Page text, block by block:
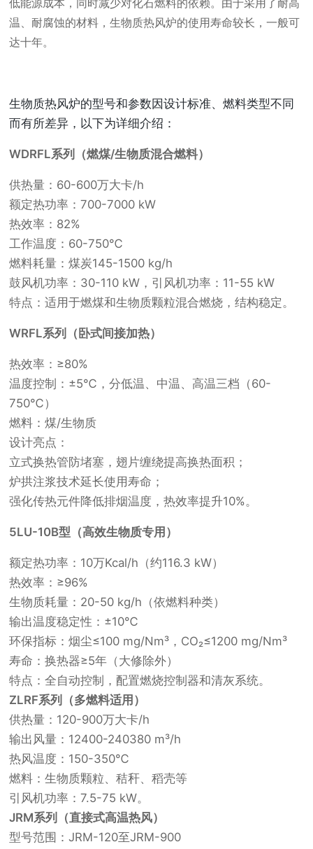
低能源成本，同时减少对化石燃料的依赖。 由于采用了耐高
温、耐腐蚀的材料，生物质热风炉的使用寿命较长，一般可
达十年。
生物质热风炉的型号和参数因设计标准、燃料类型不同
而有所差异，以下为详细介绍：
WDRFL系列（燃煤/生物质混合燃料）
供热量：60-600万大卡/h
额定热功率：700-7000 kW
热效率：82%
工作温度：60-750℃
燃料耗量：煤炭145-1500 kg/h
鼓风机功率：30-110 kW，引风机功率：11-55 kW
特点：适用于燃煤和生物质颗粒混合燃烧，结构稳定。
WRFL系列（卧式间接加热）
热效率：≥80%
温度控制：±5℃，分低温、中温、高温三档（60-
750℃）
燃料：煤/生物质
设计亮点：
立式换热管防堵塞，翅片缠绕提高换热面积；
炉拱注浆技术延长使用寿命；
强化传热元件降低排烟温度，热效率提升10%。
5LU-10B型（高效生物质专用）
额定热功率：10万Kcal/h（约116.3 kW）
热效率：≥96%
生物质耗量：20-50 kg/h（依燃料种类）
输出温度稳定性：±10℃
环保指标：烟尘≤100 mg/Nm³，CO₂≤1200 mg/Nm³
寿命：换热器≥5年（大修除外）
特点：全自动控制，配置燃烧控制器和清灰系统。
ZLRF系列（多燃料适用）
供热量：120-900万大卡/h
输出风量：12400-240380 m³/h
热风温度：150-350℃
燃料：生物质颗粒、秸秆、稻壳等
引风机功率：7.5-75 kW。
JRM系列（直接式高温热风）
型号范围：JRM-120至JRM-900